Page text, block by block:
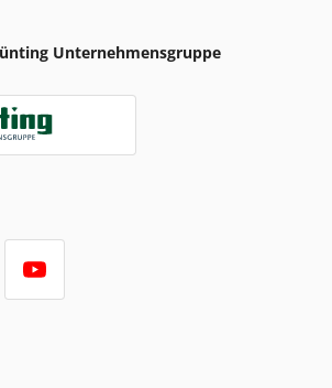
Unternehmensgruppe